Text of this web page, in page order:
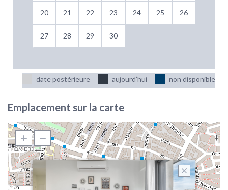
20 21 22 23 24 25 26
27 28 29 30
date postérieure aujourd’hui non disponible
Emplacement sur la carte